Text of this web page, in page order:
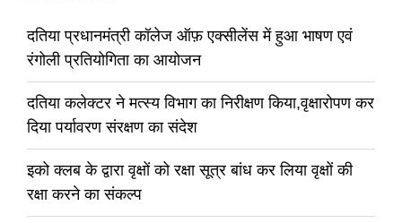
दतिया प्रधानमंत्री कॉलेज ऑफ़ एक्सीलेंस में हुआ भाषण एवं
रंगोली प्रतियोगिता का आयोजन
दतिया कलेक्टर ने मत्स्य विभाग का निरीक्षण किया,वृक्षारोपण कर
दिया पर्यावरण संरक्षण का संदेश
इको क्लब के द्वारा वृक्षों को रक्षा सूत्र बांध कर लिया वृक्षों की
रक्षा करने का संकल्प